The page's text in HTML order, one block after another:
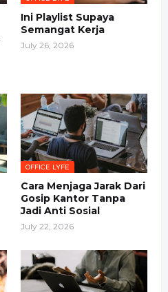
Ini Playlist Supaya
Semangat Kerja
July 26, 2026
OFFICE LYFE
Cara Menjaga Jarak Dari
Gosip Kantor Tanpa
Jadi Anti Sosial
July 22, 2026